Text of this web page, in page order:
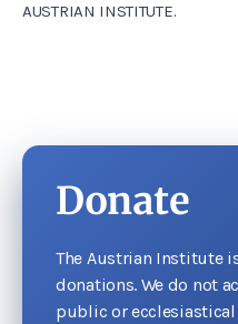
AUSTRIAN INSTITUTE.
Donate
The Austrian Institute
donations. We do not
public or